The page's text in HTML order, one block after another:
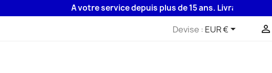
A votre service depuis plus de 15 ans. Livraison 48H
Devise : EUR € 